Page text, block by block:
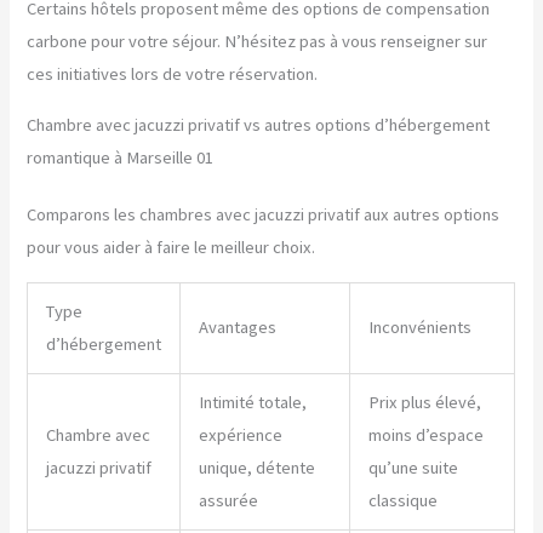
Certains hôtels proposent même des options de compensation
carbone pour votre séjour. N’hésitez pas à vous renseigner sur
ces initiatives lors de votre réservation.
Chambre avec jacuzzi privatif vs autres options d’hébergement
romantique à Marseille 01
Comparons les chambres avec jacuzzi privatif aux autres options
pour vous aider à faire le meilleur choix.
Type
d’hébergement
Avantages Inconvénients
Chambre avec
jacuzzi privatif
Intimité totale,
expérience
unique, détente
assurée
Prix plus élevé,
moins d’espace
qu’une suite
classique